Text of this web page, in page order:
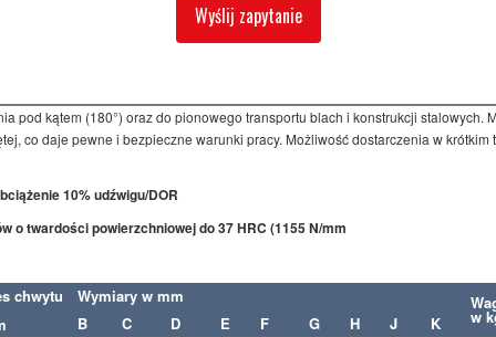
Wyślij zapytanie
pod kątem (180°) oraz do pionowego transportu blach i konstrukcji stalowych.
co daje pewne i bezpieczne warunki pracy. Możliwość dostarczenia w krótkim
10% udźwigu/DOR
o twardości powierzchniowej do 37 HRC (1155 N/mm
chwytu
Wymiary w mm
w
B C D E F G H J
K